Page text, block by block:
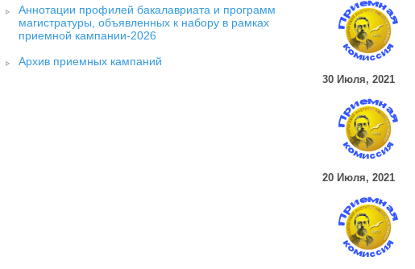
Аннотации профилей бакалавриата и программ
магистратуры, объявленных к набору в рамках
приемной кампании-2026
Архив приемных кампаний
30 Июля, 2021
20 Июля, 2021